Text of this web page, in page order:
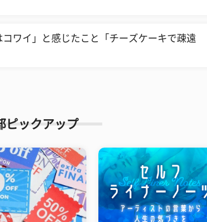
ワイ」と感じたこと「チーズケーキで疎遠
ピックアップ